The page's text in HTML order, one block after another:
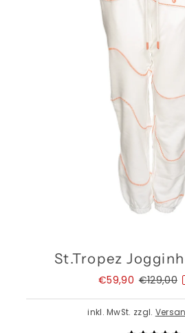
St.Tropez
Angebotspreis
€59,90 €129,00
inkl. MwSt. zzgl.